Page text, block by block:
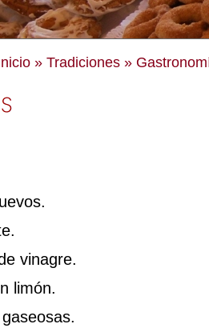
» Tradiciones »
vinagre.
limón.